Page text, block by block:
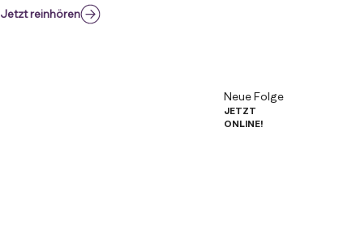
Jetzt reinhören
Neue Folge
JETZT
ONLINE!